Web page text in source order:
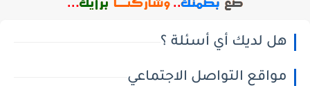
هل لديك أي أسئلة ؟
مواقع التواصل الاجتماعي